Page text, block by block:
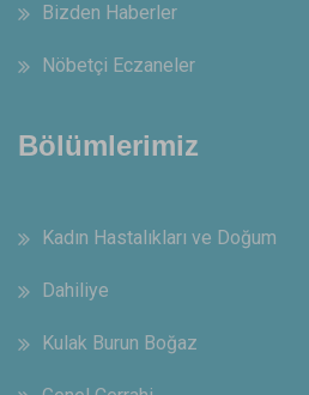
Bizden Haberler
Nöbetçi Eczaneler
Bölümlerimiz
Kadın Hastalıkları ve Doğum
Dahiliye
Kulak Burun Boğaz